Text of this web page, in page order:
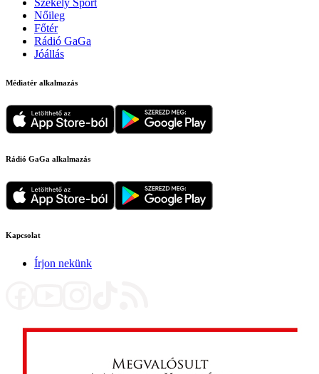
Székely Sport
Nőileg
Főtér
Rádió GaGa
Jóállás
Médiatér alkalmazás
Rádió GaGa alkalmazás
Kapcsolat
Írjon nekünk